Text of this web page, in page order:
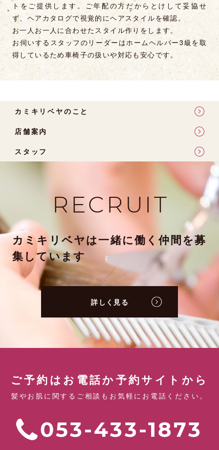
トをご提供します。ご年配の方だからとけして妥協せ
ず、ヘアカタログで視覚的にヘアスタイルを確認。
お一人お一人に合わせたスタイル作りをします。
お伺いするスタッフのリーダーはホームヘルパー3級を取
得しているため車椅子の扱いや対応も安心です。
カミキリベヤのこと
店舗案内
スタッフ
RECRUIT
カミキリベヤは一緒に働く仲間を募
集しています
詳しく見る
ご予約はお電話か予約サイトから
髪やお肌に関するご相談もお気軽にお電話ください。
053-433-1873